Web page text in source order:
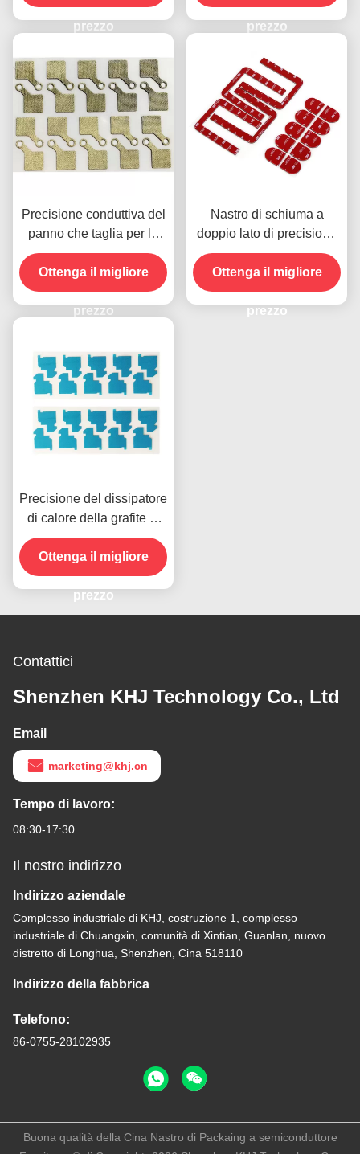
prezzo
approvato
prezzo
Precisione conduttiva del
panno che taglia per la
lampadina riflettente LCD
del film del PWB
Ottenga il migliore
prezzo
Nastro di schiuma a
doppio lato di precisione
di taglio a stampo a
laminazione Piastra della
batteria RoHS
Ottenga il migliore
prezzo
Precisione del dissipatore
di calore della grafite di
KHJ che taglia per la
targhetta del telefono
cellulare
Ottenga il migliore
prezzo
Contattici
Shenzhen KHJ Technology Co., Ltd
Email
marketing@khj.cn
Tempo di lavoro:
08:30-17:30
Il nostro indirizzo
Indirizzo aziendale
Complesso industriale di KHJ, costruzione 1, complesso
industriale di Chuangxin, comunità di Xintian, Guanlan, nuovo
distretto di Longhua, Shenzhen, Cina 518110
Indirizzo della fabbrica
Telefono:
86-0755-28102935
Buona qualità della Cina Nastro di Packaing a semiconduttore